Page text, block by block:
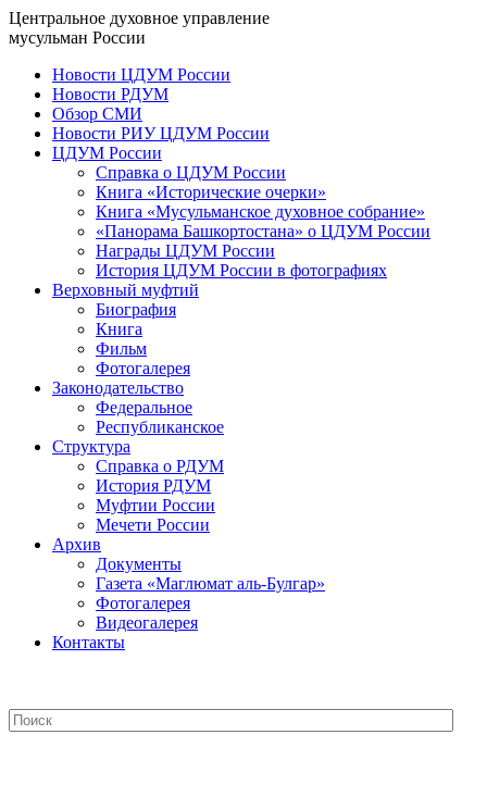
Центральное духовное управление
мусульман России
Новости ЦДУМ России
Новости РДУМ
Обзор СМИ
Новости РИУ ЦДУМ России
ЦДУМ России
Справка о ЦДУМ России
Книга «Исторические очерки»
Книга «Мусульманское духовное собрание»
«Панорама Башкортостана» о ЦДУМ России
Награды ЦДУМ России
История ЦДУМ России в фотографиях
Верховный муфтий
Биография
Книга
Фильм
Фотогалерея
Законодательство
Федеральное
Республиканское
Структура
Справка о РДУМ
История РДУМ
Муфтии России
Мечети России
Архив
Документы
Газета «Маглюмат аль-Булгар»
Фотогалерея
Видеогалерея
Контакты